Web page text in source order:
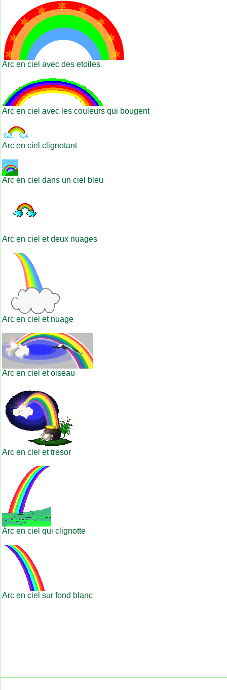
Arc en ciel avec des etoiles
Arc en ciel avec les couleurs qui bougent
Arc en ciel clignotant
Arc en ciel dans un ciel bleu
Arc en ciel et deux nuages
Arc en ciel et nuage
Arc en ciel et oiseau
Arc en ciel et tresor
Arc en ciel qui clignotte
Arc en ciel sur fond blanc